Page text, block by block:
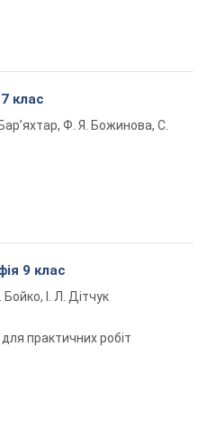
клас
Бар’яхтар, Ф. Я. Божинова, С.
9 клас
Бойко, І. Л. Дітчук
практичних робіт